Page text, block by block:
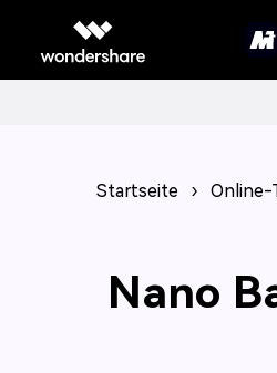
Startseite › Online-
Nano